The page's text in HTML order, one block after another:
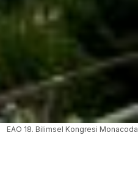
EAO 18. Bilimsel Kongresi Monacoda